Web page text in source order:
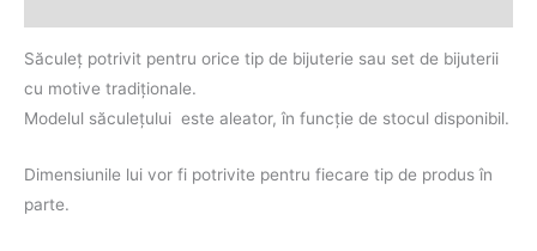
Săculeţ potrivit pentru orice tip de bijuterie sau set de bijuterii
cu motive tradiţionale.
Modelul săculeţului este aleator, în funcţie de stocul disponibil.
Dimensiunile lui vor fi potrivite pentru fiecare tip de produs în
parte.